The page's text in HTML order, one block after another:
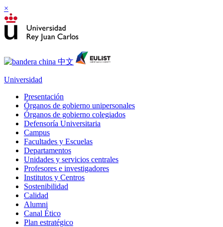
×
Universidad
Presentación
Órganos de gobierno unipersonales
Órganos de gobierno colegiados
Defensoría Universitaria
Campus
Facultades y Escuelas
Departamentos
Unidades y servicios centrales
Profesores e investigadores
Institutos y Centros
Sostenibilidad
Calidad
Alumni
Canal Ético
Plan estratégico